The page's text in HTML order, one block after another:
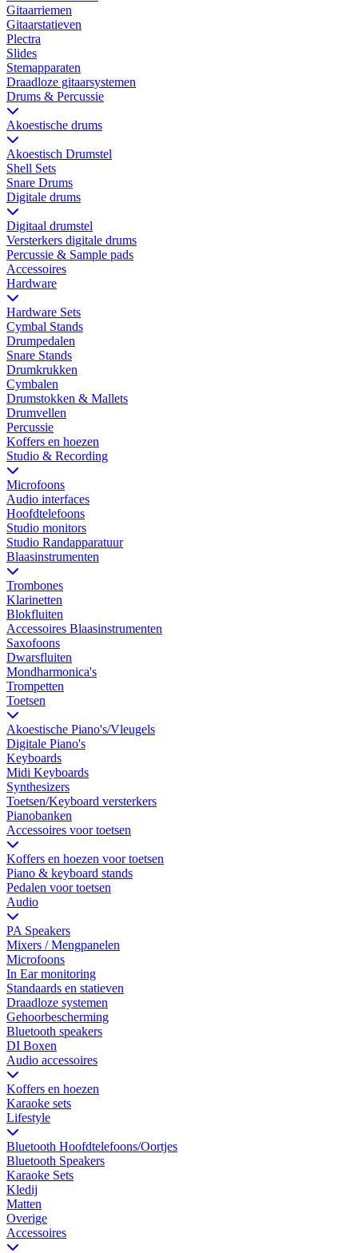
Gitaarriemen
Gitaarstatieven
Plectra
Slides
Stemapparaten
Draadloze gitaarsystemen
Drums & Percussie
Akoestische drums
Akoestisch Drumstel
Shell Sets
Snare Drums
Digitale drums
Digitaal drumstel
Versterkers digitale drums
Percussie & Sample pads
Accessoires
Hardware
Hardware Sets
Cymbal Stands
Drumpedalen
Snare Stands
Drumkrukken
Cymbalen
Drumstokken & Mallets
Drumvellen
Percussie
Koffers en hoezen
Studio & Recording
Microfoons
Audio interfaces
Hoofdtelefoons
Studio monitors
Studio Randapparatuur
Blaasinstrumenten
Trombones
Klarinetten
Blokfluiten
Accessoires Blaasinstrumenten
Saxofoons
Dwarsfluiten
Mondharmonica's
Trompetten
Toetsen
Akoestische Piano's/Vleugels
Digitale Piano's
Keyboards
Midi Keyboards
Synthesizers
Toetsen/Keyboard versterkers
Pianobanken
Accessoires voor toetsen
Koffers en hoezen voor toetsen
Piano & keyboard stands
Pedalen voor toetsen
Audio
PA Speakers
Mixers / Mengpanelen
Microfoons
In Ear monitoring
Standaards en statieven
Draadloze systemen
Gehoorbescherming
Bluetooth speakers
DI Boxen
Audio accessoires
Koffers en hoezen
Karaoke sets
Lifestyle
Bluetooth Hoofdtelefoons/Oortjes
Bluetooth Speakers
Karaoke Sets
Kledij
Matten
Overige
Accessoires